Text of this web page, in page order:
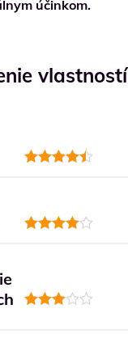
účinkom.
vlastností